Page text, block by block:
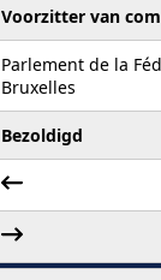
Voorzitter van
Parlement de la
Bruxelles
Bezoldigd